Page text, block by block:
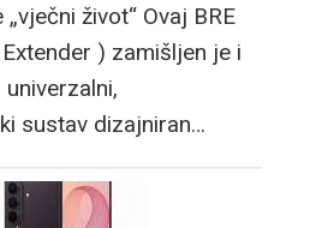
život“ Ovaj BRE
) zamišljen je i
sustav dizajniran…